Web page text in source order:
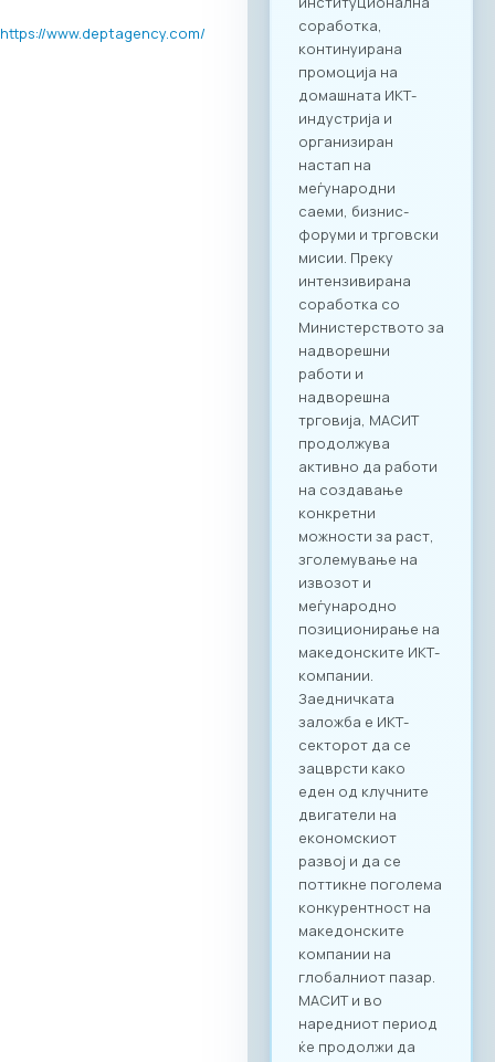
https://www.deptagency.com/
Учеството на
„Digital Bridge &
Business ICT Forum
2026“ нуди
стратешка можност
за македонските
компании да
остварат директен
контакт со повеќе
од 20 реномирани
грчки ИКТ компании
кои доаѓаат во
Скопје со цел
воспоставување
конкретна деловна
соработка.
Форумот е
конципиран да
поттикне не само
соработка во
рамки на
технолошкиот
сектор, туку и
меѓусекторско
поврзување. Покрај
ИКТ секторот, на
настанот се
очекува присуство
на компании од
различни
индустрии, со што
се отвора широк
простор за
дигитализација на
бизнис процесите
и директни средби
помеѓу домашните
ИКТ добавувачи и
потенцијални
клиенти од други
стопански гранки.
Преку наменската
B2B платформа,
сите учесници ќе
можат ефикасно да
го менаџираат